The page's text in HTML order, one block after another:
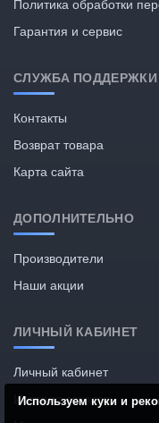
Политика обработки
Гарантия и сервис
СЛУЖБА ПОДДЕРЖКИ
Контакты
Возврат товара
Карта сайта
ДОПОЛНИТЕЛЬНО
Производители
Наши акции
ЛИЧНЫЙ КАБИНЕТ
Личный кабинет
История заказов
Используем куки и